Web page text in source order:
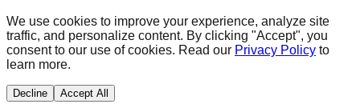
We use cookies to improve your experience, analyze site
traffic, and personalize content. By clicking "Accept", you
consent to our use of cookies. Read our Privacy Policy to
learn more.
Decline Accept All